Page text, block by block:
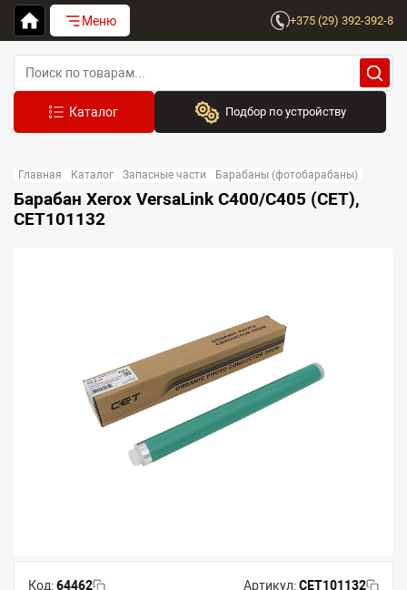
Меню +375 (29) 392-392-8
Подбор по устройству
Выберите бренд
Главная Каталог Запасные части Барабаны (фотобарабаны)
Барабан Xerox VersaLink C400/C405 (CET),
CET101132
Код:64462 Артикул:CET101132